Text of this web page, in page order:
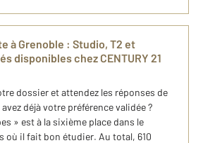
à Grenoble : Studio, T2 et
disponibles chez CENTURY 21
dossier et attendez les réponses de
déjà votre préférence validée ?
» est à la sixième place dans le
où il fait bon étudier. Au total, 610